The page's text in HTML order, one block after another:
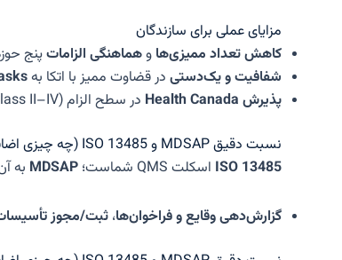
مزایای عملی برای سازندگان
کاهش تعداد ممیزی‌ها وهماهنگی الزاماتپنج
شفافیت و یک‌دستی در قضاوت ممیز با اتکا به
پذیرش Health Canada
در سطح الزام (Class II–IV) و
نسبت دقیق MDSAP و ISO 13485 (چه چیزی اضافه می‌شود؟)
ISO 13485 اسکلت QMS شماست؛ MDSAP به
گزارش‌دهی وقایع و فراخوان‌ها، ثبت/مجوز